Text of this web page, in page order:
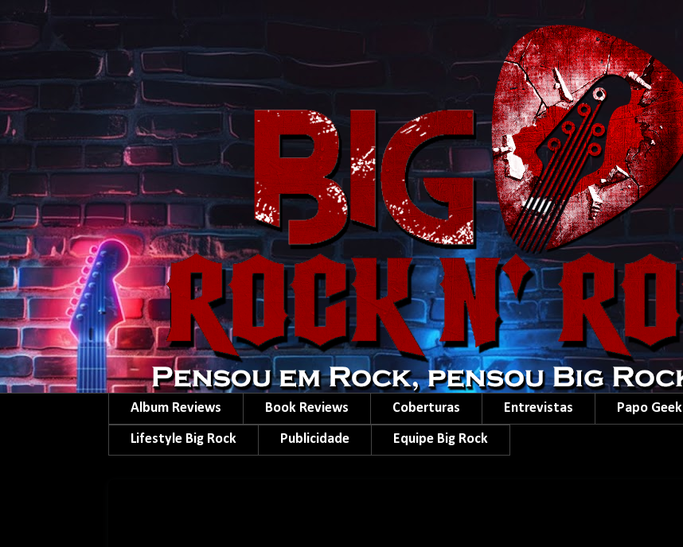
Album Reviews Book Reviews Coberturas Entrevistas Papo Geek
Lifestyle Big Rock Publicidade Equipe Big Rock